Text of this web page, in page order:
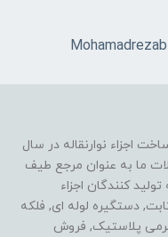
اجزاء نوارنقاله در سال
اخیر محصولات ما به عنوان مرجع طیف
کنندگان اجزاء
دستگیره لوله ای, فلکه
پلاستیک, فروش